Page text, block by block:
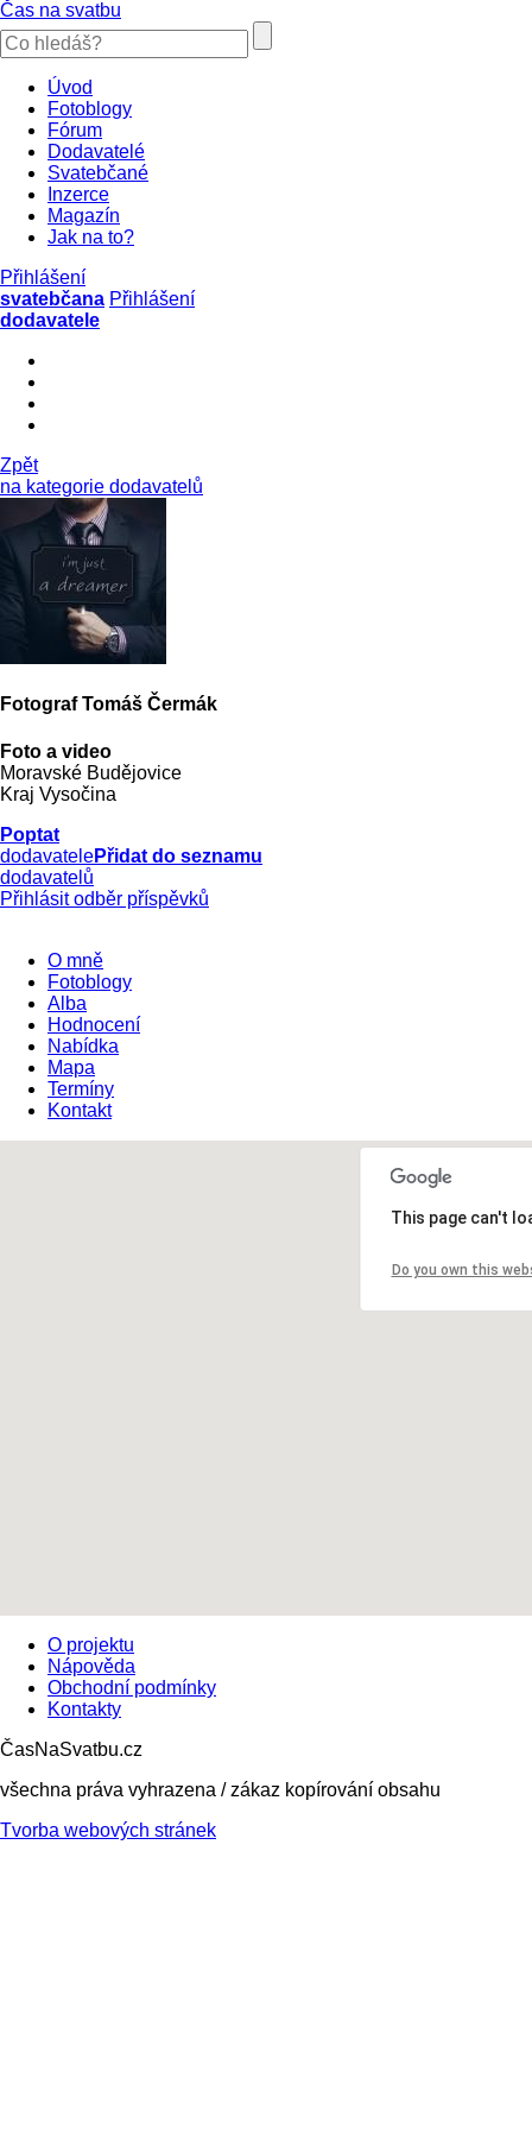
Čas na svatbu
Úvod
Fotoblogy
Fórum
Dodavatelé
Svatebčané
Inzerce
Magazín
Jak na to?
Přihlášení
svatebčana Přihlášení
dodavatele
Zpět
na kategorie dodavatelů
Fotograf Tomáš Čermák
Foto a video
Moravské Budějovice
Kraj Vysočina
Poptat
dodavatelePřidat do seznamu
dodavatelů
Přihlásit odběr příspěvků
O mně
Fotoblogy
Alba
Hodnocení
Nabídka
Mapa
Termíny
Kontakt
This page can't
Do you own this
O projektu
Nápověda
Obchodní podmínky
Kontakty
ČasNaSvatbu.cz
všechna práva vyhrazena / zákaz kopírování obsahu
Tvorba webových stránek